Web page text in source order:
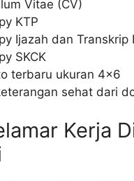
Vitae (CV)
KTP
Ijazah dan Transkrip
SKCK
terbaru ukuran 4×6
sehat dari
Kerja